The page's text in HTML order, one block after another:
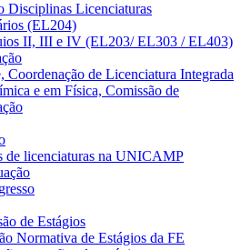
Disciplinas Licenciaturas
(EL204)
II, III e IV (EL203/ EL303 / EL403)
Coordenação de Licenciatura Integrada
e em Física, Comissão de
de licenciaturas na UNICAMP
de Estágios
Normativa de Estágios da FE